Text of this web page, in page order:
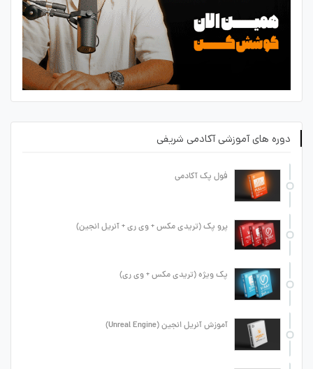
دوره های آموزشی آکادمی شریفی
فول پک آکادمی
پرو پک (تریدی مکس + وی ری + آنریل انجین)
پک ویژه (تریدی مکس + وی ری)
آموزش آنریل انجین (Unreal Engine)